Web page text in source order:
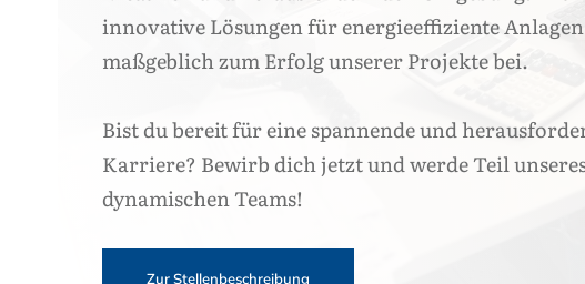
innovative Lösungen für energieeffiziente
maßgeblich zum Erfolg unserer Projekte bei.
Bist du bereit für eine spannende und
Karriere? Bewirb dich jetzt und werde Teil
dynamischen Teams!
Zur Stellenbeschreibung